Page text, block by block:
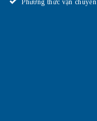
Phương thức vận chuyển